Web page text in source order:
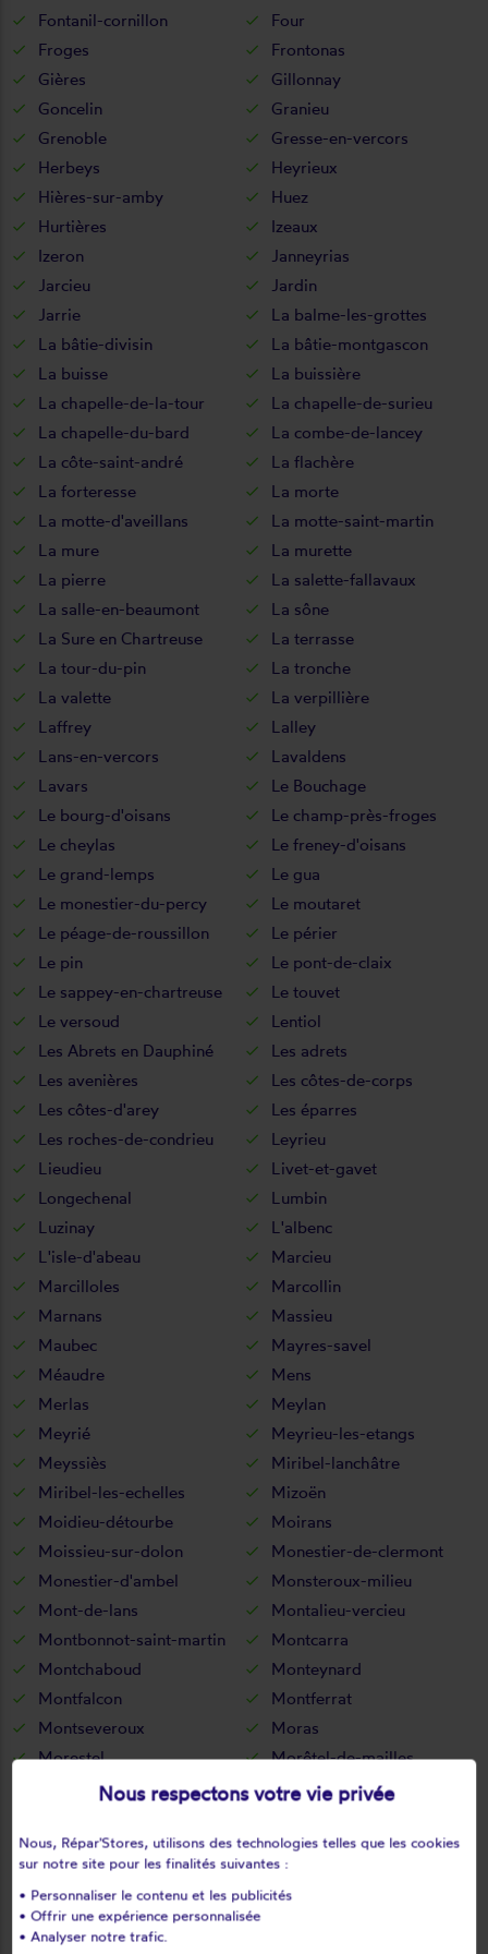
Fontanil-cornillon
Four
Froges
Frontonas
Gières
Gillonnay
Goncelin
Granieu
Grenoble
Gresse-en-vercors
Herbeys
Heyrieux
Hières-sur-amby
Huez
Hurtières
Izeaux
Izeron
Janneyrias
Jarcieu
Jardin
Jarrie
La balme-les-grottes
La bâtie-divisin
La bâtie-montgascon
La buisse
La buissière
La chapelle-de-la-tour
La chapelle-de-surieu
La chapelle-du-bard
La combe-de-lancey
La côte-saint-andré
La flachère
La forteresse
La morte
La motte-d'aveillans
La motte-saint-martin
La mure
La murette
La pierre
La salette-fallavaux
La salle-en-beaumont
La sône
La Sure en Chartreuse
La terrasse
La tour-du-pin
La tronche
La valette
La verpillière
Laffrey
Lalley
Lans-en-vercors
Lavaldens
Lavars
Le Bouchage
Le bourg-d'oisans
Le champ-près-froges
Le cheylas
Le freney-d'oisans
Le grand-lemps
Le gua
Le monestier-du-percy
Le moutaret
Le péage-de-roussillon
Le périer
Le pin
Le pont-de-claix
Le sappey-en-chartreuse
Le touvet
Le versoud
Lentiol
Les Abrets en Dauphiné
Les adrets
Les avenières
Les côtes-de-corps
Les côtes-d'arey
Les éparres
Les roches-de-condrieu
Leyrieu
Lieudieu
Livet-et-gavet
Longechenal
Lumbin
Luzinay
L'albenc
L'isle-d'abeau
Marcieu
Marcilloles
Marcollin
Marnans
Massieu
Maubec
Mayres-savel
Méaudre
Mens
Merlas
Meylan
Meyrié
Meyrieu-les-etangs
Meyssiès
Miribel-lanchâtre
Miribel-les-echelles
Mizoën
Moidieu-détourbe
Moirans
Moissieu-sur-dolon
Monestier-de-clermont
Monestier-d'ambel
Monsteroux-milieu
Mont-de-lans
Montalieu-vercieu
Montbonnot-saint-martin
Montcarra
Montchaboud
Monteynard
Montfalcon
Montferrat
Montseveroux
Moras
Morestel
Morêtel-de-mailles
Mottier
Nantes-en-ratier
Nantoin
Nivolas-vermelle
Notre-dame-de-commiers
Notre-dame-de-l'osier
Notre-dame-de-mésage
Notre-dame-de-vaux
Nous respectons votre vie privée
Nous, Répar'Stores, utilisons des technologies telles que les cookies
sur notre site pour les finalités suivantes :
• Personnaliser le contenu et les publicités
• Offrir une expérience personnalisée
• Analyser notre trafic.